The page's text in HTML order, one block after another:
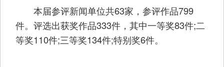
本届参评新闻单位共63家，参评作品799
件。评选出获奖作品333件，其中一等奖83件;二
等奖110件;三等奖134件;特别奖6件。